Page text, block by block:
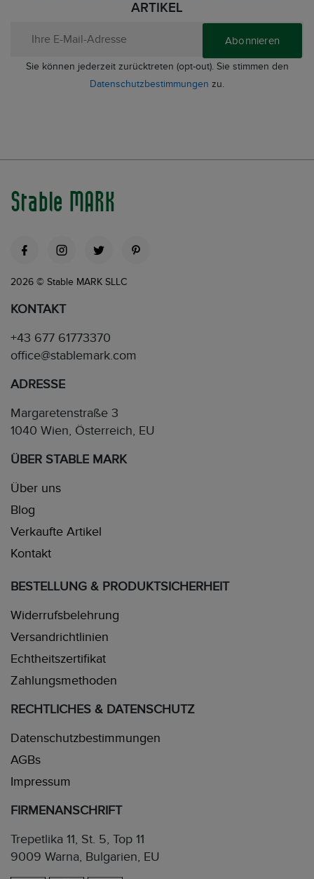
ARTIKEL
Abonnieren
Sie können jederzeit zurücktreten (opt-out). Sie stimmen den
Datenschutzbestimmungen zu.
Stable MARK
2026 © Stable MARK SLLC
KONTAKT
+43 677 61773370
office@stablemark.com
ADRESSE
Margaretenstraße 3
1040 Wien, Österreich, EU
ÜBER STABLE MARK
Über uns
Blog
Verkaufte Artikel
Kontakt
BESTELLUNG & PRODUKTSICHERHEIT
Widerrufsbelehrung
Versandrichtlinien
Echtheitszertifikat
Zahlungsmethoden
RECHTLICHES & DATENSCHUTZ
Datenschutzbestimmungen
AGBs
Impressum
FIRMENANSCHRIFT
Trepetlika 11, St. 5, Top 11
9009 Warna, Bulgarien, EU